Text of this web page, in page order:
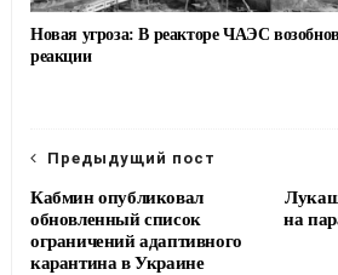
Новая угроза: В реакторе ЧАЭС
реакции
на
Предыдущий пост
Кабмин опубликовал
обновленный список
ограничений адаптивного
карантина в Украине